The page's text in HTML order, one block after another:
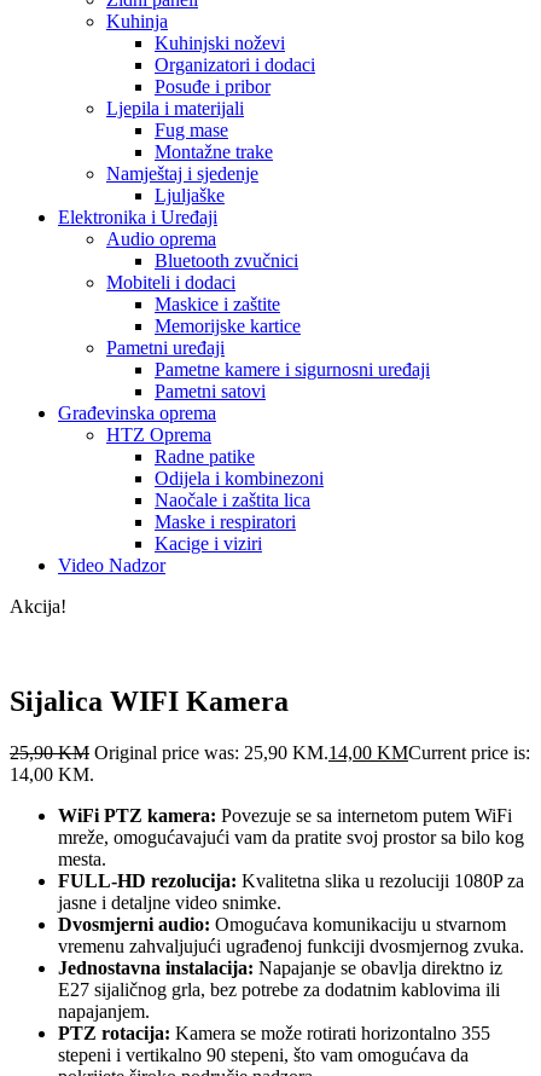
Kuhinja
Kuhinjski noževi
Organizatori i dodaci
Posuđe i pribor
Ljepila i materijali
Fug mase
Montažne trake
Namještaj i sjedenje
Ljuljaške
Elektronika i Uređaji
Audio oprema
Bluetooth zvučnici
Mobiteli i dodaci
Maskice i zaštite
Memorijske kartice
Pametni uređaji
Pametne kamere i sigurnosni uređaji
Pametni satovi
Građevinska oprema
HTZ Oprema
Radne patike
Odijela i kombinezoni
Naočale i zaštita lica
Maske i respiratori
Kacige i viziri
Video Nadzor
Akcija!
Sijalica WIFI Kamera
25,90KM Original price was: 25,90 KM.14,00 KMCurrent price is:
14,00 KM.
WiFi PTZ kamera: Povezuje se sa internetom putem WiFi
mreže, omogućavajući vam da pratite svoj prostor sa bilo kog
mesta.
FULL-HD rezolucija: Kvalitetna slika u rezoluciji 1080P za
jasne i detaljne video snimke.
Dvosmjerni audio: Omogućava komunikaciju u stvarnom
vremenu zahvaljujući ugrađenoj funkciji dvosmjernog zvuka.
Jednostavna instalacija: Napajanje se obavlja direktno iz
E27 sijaličnog grla, bez potrebe za dodatnim kablovima ili
napajanjem.
PTZ rotacija: Kamera se može rotirati horizontalno 355
stepeni i vertikalno 90 stepeni, što vam omogućava da